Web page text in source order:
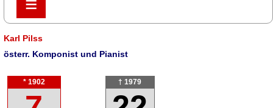
Karl Pilss
österr. Komponist und Pianist
* 1902 † 1979